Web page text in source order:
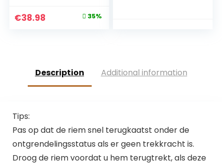
Waterdichte
Hondentrainer, Met
Original
€38.98 35%
Description Additional information
Tips:
Pas op dat de riem snel terugkaatst onder de
ontgrendelingsstatus als er geen trekkracht is.
Droog de riem voordat u hem terugtrekt, als deze